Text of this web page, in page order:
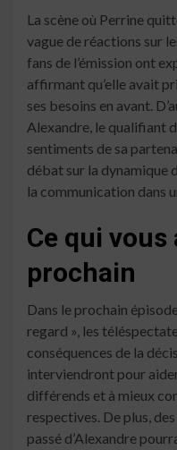
La scène où Perrine
vague de réactions sur
fans de l’émission ont
affirmant qu’elle avait
ses besoins en avant.
Alexandre, le qualifiant
sentiments de sa
débat sur la dynamique
la communication dans
Ce qui
prochain
Dans le prochain
regard », les
conséquences de la
interviendront pour
différends et à mieux
respectives. De plus,
passé d’Alexandre